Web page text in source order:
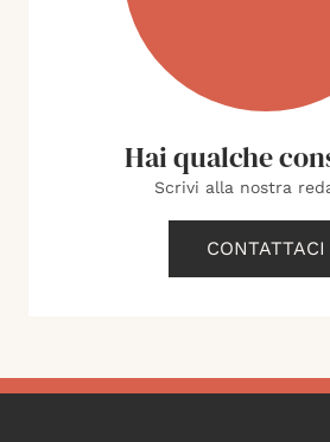
Hai qualche
Scrivi alla nostra
CONTATTACI